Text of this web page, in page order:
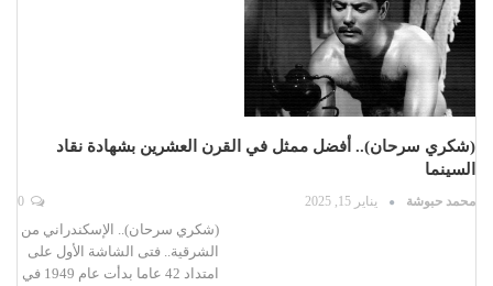
(شكري سرحان).. أفضل ممثل في القرن العشرين بشهادة نقاد
السينما
محمد حبوشة يناير 15, 2025
(شكري سرحان).. الإسكندراني من
الشرقية.. فتى الشاشة الأول على
امتداد 42 عاما بدأت عام 1949 في